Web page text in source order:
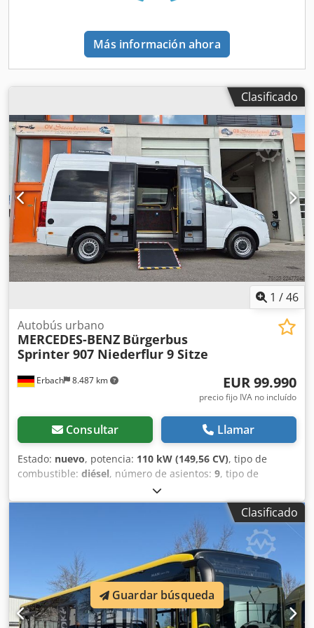
acondicionado ● Aire acondicionado para conductor - 1º
ITV / Inspección general / Inspección de seguridad: A
estrenar bajo demanda y con coste adicional (sustitución
Arpantzanis o Kai Bühler para obtener más información.
Más información ahora
Clasificado
1 /46
Erbach 8.487 km
Autobús urbano
MERCEDES-BENZ Bürgerbus
Sprinter 907 Niederflur 9 Sitze
EUR 99.990
precio fijo IVA no incluído
Consultar Llamar
Estado: nuevo, potencia: 110 kW (149,56 CV), tipo de
combustible: diésel, número de asientos: 9, tipo de
, color:
2026, Equipamiento:ABS, Programa electrónico de
estabilidad (ESP), aire acondicionado, calefactor de
, Sprinter 907 con
tracción trasera y GSR 3. Chasis bajo con caja de cambios
angular. Certificado de conformidad para el vehículo base
y la adaptación. También se puede suministrar como taxi,
incluyendo todas las modificaciones necesarias, como
contador de distancia, sistema de alarma, etc. Longitud:
5996 mm Peso máximo autorizado: 3500 kg Puerta doble
Clasificado
Guardar búsqueda